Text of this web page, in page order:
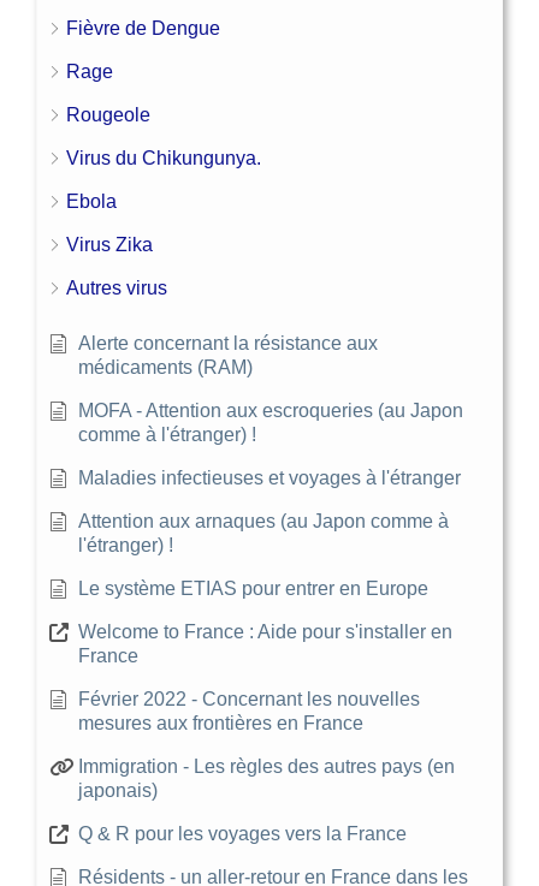
Fièvre de Dengue
Rage
Rougeole
Virus du Chikungunya.
Ebola
Virus Zika
Autres virus
Alerte concernant la résistance aux
médicaments (RAM)
MOFA - Attention aux escroqueries (au Japon
comme à l'étranger) !
Maladies infectieuses et voyages à l'étranger
Attention aux arnaques (au Japon comme à
l'étranger) !
Le système ETIAS pour entrer en Europe
Welcome to France : Aide pour s'installer en
France
Février 2022 - Concernant les nouvelles
mesures aux frontières en France
Immigration - Les règles des autres pays (en
japonais)
Q & R pour les voyages vers la France
Résidents - un aller-retour en France dans les